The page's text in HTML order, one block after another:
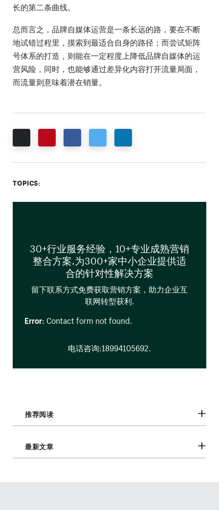
长的第二条曲线。
总而言之，品牌自媒体运营是一条长远的路，要在不断
地试错过程里，摸索到最适合自身的路径；而尝试矩阵
号体系的打造，则能在一定程度上降低品牌自媒体的运
营风险，同时，也能够通过差异化内容打开流量局面，
而流量则意味着潜在销量。
TOPICS:
30+行业服务经验，10+专业成熟营销
整合方案,为300+家中小企业提供适
合的针对性解决方案
留下联系方式免费获取营销方案，助力企业互
联网转型获利.
Error: Contact form not found.
电话咨询:18994105692.
推荐阅读
最新文章